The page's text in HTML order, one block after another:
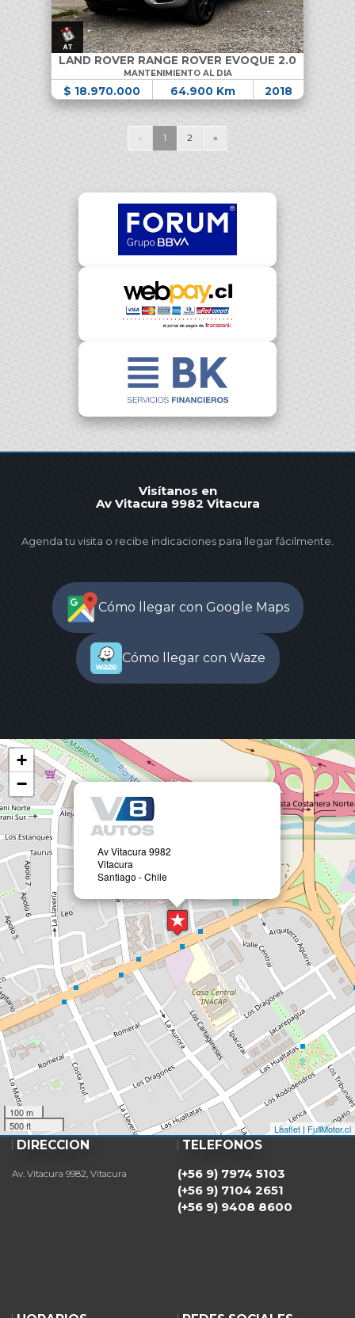
LAND ROVER RANGE ROVER EVOQUE 2.0
MANTENIMIENTO AL DIA
$ 18.970.000 64.900 Km 2018
« 1 2 »
Visítanos en
Av Vitacura 9982 Vitacura
Agenda tu visita o recibe indicaciones para llegar fácilmente.
Cómo llegar con Google Maps
Cómo llegar con Waze
Av Vitacura 9982
Vitacura
Santiago - Chile
+
−
100 m
500 ft
Leaflet | FullMotor.cl
DIRECCIÓN
Av. Vitacura 9982, Vitacura
TELÉFONOS
(+56 9) 7974 5103
(+56 9) 7104 2651
(+56 9) 9408 8600